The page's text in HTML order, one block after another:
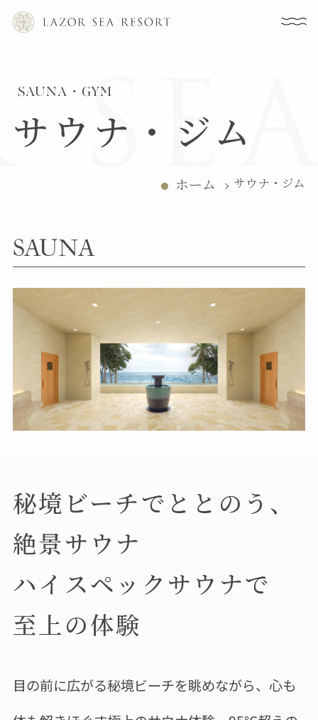
SAUNA・GYM
サウナ・ジム
ホーム サウナ・ジム
SAUNA
秘境ビーチでととのう、
絶景サウナ
ハイスペックサウナで
至上の体験
目の前に広がる秘境ビーチを眺めながら、心も